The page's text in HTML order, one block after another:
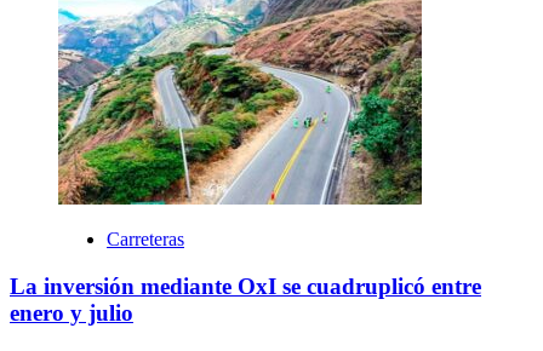
Carreteras
La inversión mediante OxI se cuadruplicó entre
enero y julio